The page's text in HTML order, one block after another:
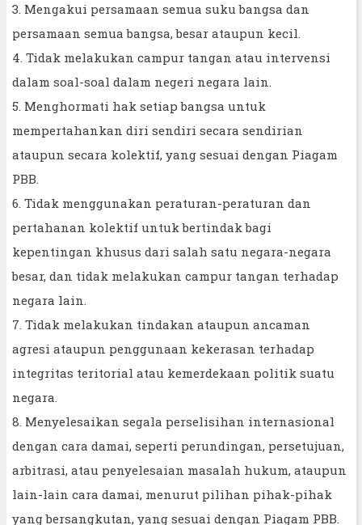
3. Mengakui persamaan semua suku bangsa dan
persamaan semua bangsa, besar ataupun kecil.
4. Tidak melakukan campur tangan atau intervensi
dalam soal-soal dalam negeri negara lain.
5. Menghormati hak setiap bangsa untuk
mempertahankan diri sendiri secara sendirian
ataupun secara kolektif, yang sesuai dengan Piagam
PBB.
6. Tidak menggunakan peraturan-peraturan dan
pertahanan kolektif untuk bertindak bagi
kepentingan khusus dari salah satu negara-negara
besar, dan tidak melakukan campur tangan terhadap
negara lain.
7. Tidak melakukan tindakan ataupun ancaman
agresi ataupun penggunaan kekerasan terhadap
integritas teritorial atau kemerdekaan politik suatu
negara.
8. Menyelesaikan segala perselisihan internasional
dengan cara damai, seperti perundingan, persetujuan,
arbitrasi, atau penyelesaian masalah hukum, ataupun
lain-lain cara damai, menurut pilihan pihak-pihak
yang bersangkutan, yang sesuai dengan Piagam PBB.